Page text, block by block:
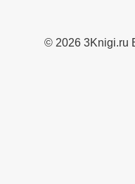
© 2026 3Knigi.ru